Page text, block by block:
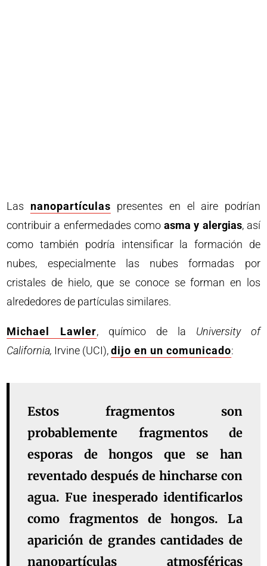
Las nanopartículas presentes en el aire podrían
contribuir a enfermedades comoasma y alergias, así
como también podría intensificar la formación de
nubes, especialmente las nubes formadas por
cristales de hielo, que se conoce se forman en los
alrededores de partículas similares.
Michael Lawler, químico de la University of
California, Irvine (UCI),dijo en un comunicado:
Estos fragmentos son
probablemente fragmentos de
esporas de hongos que se han
reventado después de hincharse con
agua. Fue inesperado identificarlos
como fragmentos de hongos. La
aparición de grandes cantidades de
nanopartículas atmosféricas